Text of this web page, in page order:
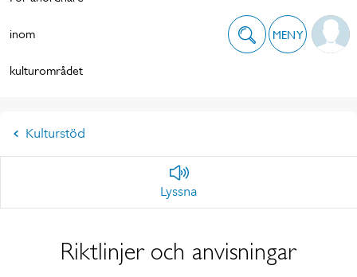
inom
kulturområdet
MENY
Kulturstöd
Lyssna
Riktlinjer och anvisningar